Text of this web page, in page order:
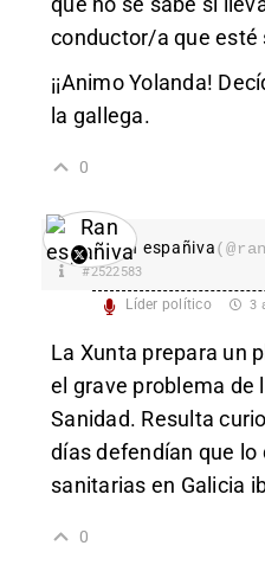
conductor/a que esté
¡¡Animo Yolanda!
la gallega.
0
Ran españiva
#2522583
Líder político 3
La Xunta prepara un
el grave problema de
Sanidad. Resulta
días defendían que lo
sanitarias en Galicia
0